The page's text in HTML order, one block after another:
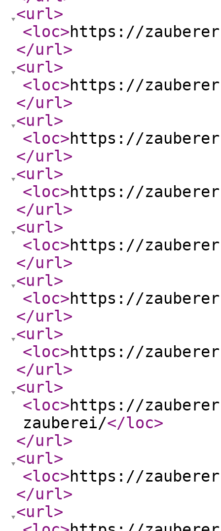
<url>
<loc>https://
</url>
<url>
<loc>https://
</url>
<url>
<loc>https://
</url>
<url>
<loc>https://
</url>
<url>
<loc>https://
</url>
<url>
<loc>https://
</url>
<url>
<loc>https://
</url>
<url>
<loc>https://
zauberei/</loc>
</url>
<url>
<loc>https://
</url>
<url>